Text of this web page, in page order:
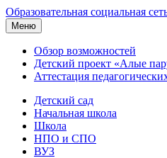
Образовательная социальная
Меню
Обзор возможностей
Детский проект «Алые
Аттестация
Детский сад
Начальная школа
Школа
НПО и СПО
ВУЗ